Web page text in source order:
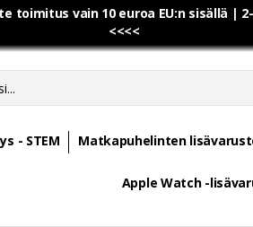
toimitus vain 10 euroa EU:n sisällä |
<<<<
- STEM Matkapuhelinten
Apple Watch -